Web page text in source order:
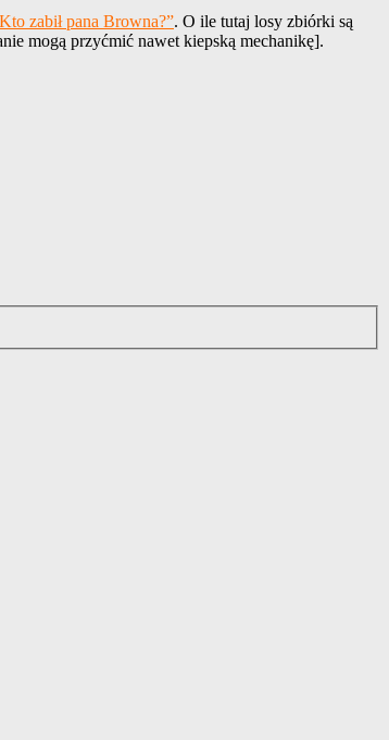
Kto zabił pana Browna?”. O ile tutaj losy zbiórki są
mogą przyćmić nawet kiepską mechanikę].